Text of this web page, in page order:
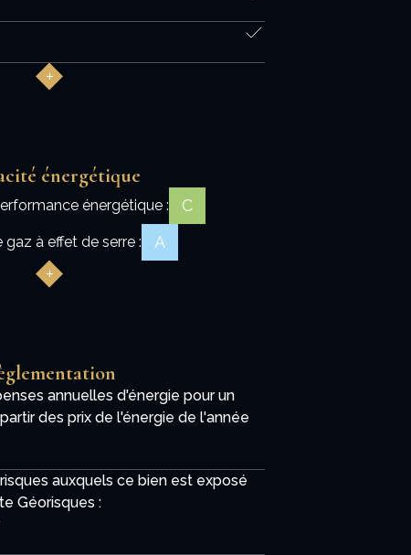
énergétique
énergétique : C
gaz à effet de serre : A
annuelles d'énergie pour un
des prix de l'énergie de l'année
auxquels ce bien est exposé
Géorisques :